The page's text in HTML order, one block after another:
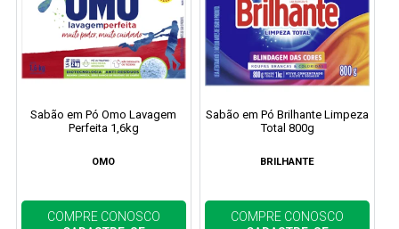
Sabão em Pó Omo Lavagem
Perfeita 1,6kg
OMO
COMPRE CONOSCO
Sabão em Pó Brilhante Limpeza
Total 800g
BRILHANTE
COMPRE CONOSCO